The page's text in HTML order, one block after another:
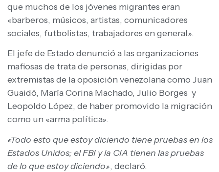
que muchos de los jóvenes migrantes eran
«barberos, músicos, artistas, comunicadores
sociales, futbolistas, trabajadores en general».
El jefe de Estado denunció a las organizaciones
mafiosas de trata de personas, dirigidas por
extremistas de la oposición venezolana como Juan
Guaidó, María Corina Machado, Julio Borges y
Leopoldo López, de haber promovido la migración
como un «arma política».
«Todo esto que estoy diciendo tiene pruebas en los
Estados Unidos; el FBI y la CIA tienen las pruebas
de lo que estoy diciendo», declaró.